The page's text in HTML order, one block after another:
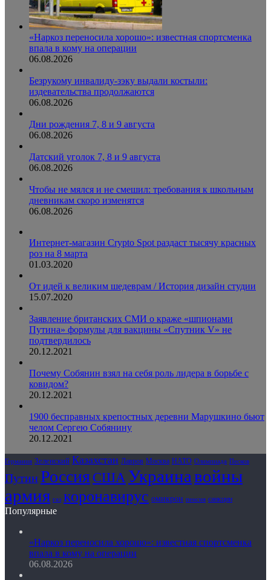
«Наркоз переносила хорошо»: известная спортсменка
впала в кому на операции
06.08.2026
Безрукому инвалиду-зэку выдали костыли:
издевательства продолжаются
06.08.2026
Дни рождения 7, 8 и 9 августа
06.08.2026
Датский уголок 7, 8 и 9 августа
06.08.2026
Чтобы не мялся и не смешил: требования к школьным
дневникам скоро изменятся
06.08.2026
Интернет-магазин Crypto Spot раздаст тысячу красных
роз на 8 марта
01.03.2020
От идей к великим шедеврам / История дизайн студии
15.07.2020
Заявление британских СМИ о краже «шпионами
Путина» формулы для вакцины «Спутник V» не
подтвердилось
20.12.2021
Почему Собянин взял на себя роль лидера в борьбе с
ковидом?
20.12.2021
1900 бесправных крепостных деревни Марушкино бьют
челом Сергею Собянину
20.12.2021
Германия Зеленский Казахстан Лавров Москва НАТО Олимпиада Песков
Путин РоссияСШАУкраинавойны
армия газ коронавирус омикрон пенсия санкции
Популярные
«Наркоз переносила хорошо»: известная спортсменка
впала в кому на операции
06.08.2026